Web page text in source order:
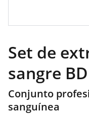
Set de
sangre
Conjunto
sanguínea